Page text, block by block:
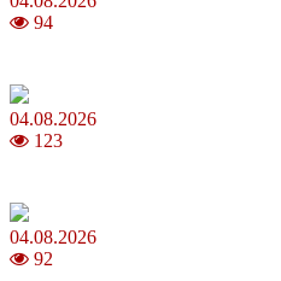
94
04.08.2026
123
04.08.2026
92